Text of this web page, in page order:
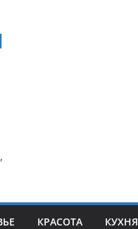
КРАСОТА КУХНЯ